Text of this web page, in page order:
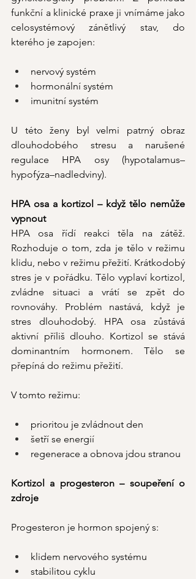
funkční a klinické praxe ji vnímáme jako
celosystémový zánětlivý stav, do
kterého je zapojen:
nervový systém
hormonální systém
imunitní systém
U této ženy byl velmi patrný obraz
dlouhodobého stresu a narušené
regulace HPA osy (hypotalamus–
hypofýza–nadledviny).
HPA osa a kortizol – když tělo nemůže
vypnout
HPA osa řídí reakci těla na zátěž.
Rozhoduje o tom, zda je tělo v režimu
klidu, nebo v režimu přežití. Krátkodobý
stres je v pořádku. Tělo vyplaví kortizol,
zvládne situaci a vrátí se zpět do
rovnováhy. Problém nastává, když je
stres dlouhodobý. HPA osa zůstává
aktivní příliš dlouho. Kortizol se stává
dominantním hormonem. Tělo se
přepíná do režimu přežití.
V tomto režimu:
prioritou je zvládnout den
šetří se energií
regenerace a obnova jdou stranou
Kortizol a progesteron – soupeření o
zdroje
Progesteron je hormon spojený s:
klidem nervového systému
stabilitou cyklu